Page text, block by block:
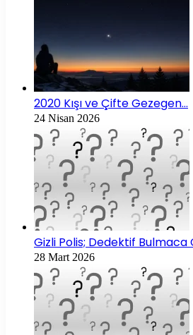
2020 Kışı ve Çifte Gezegen…
24 Nisan 2026
Gizli Polis; Dedektif Bulmaca
28 Mart 2026